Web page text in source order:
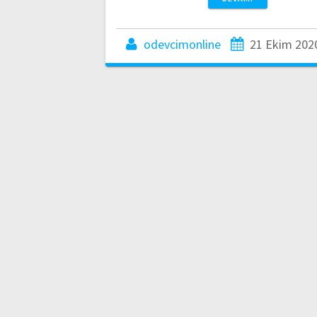
odevcimonline 21 Ekim